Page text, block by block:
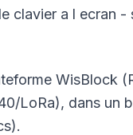
clavier a l ecran -
WisBlock
LoRa), dans un